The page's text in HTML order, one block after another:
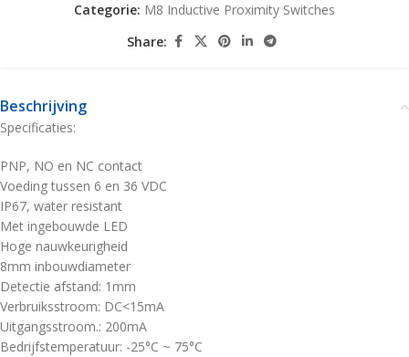
Categorie: M8 Inductive Proximity Switches
Share:
Beschrijving
Specificaties:
PNP, NO en NC contact
Voeding tussen 6 en 36 VDC
IP67, water resistant
Met ingebouwde LED
Hoge nauwkeurigheid
8mm inbouwdiameter
Detectie afstand: 1mm
Verbruiksstroom: DC<15mA
Uitgangsstroom.: 200mA
Bedrijfstemperatuur: -25°C ~ 75°C